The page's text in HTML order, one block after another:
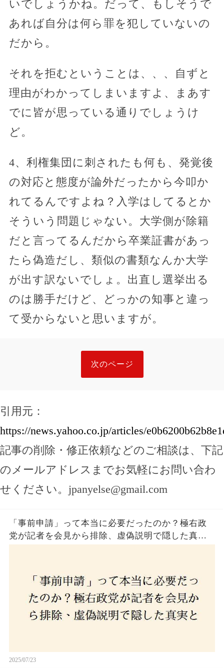
いでしょうかね。だって、もしそうで
あれば自分は何ら罪を犯していないの
だから。
それを拒むということは、、、自ずと
理由がわかってしまいますよ、まあす
でに皆が思っている通りでしょうけ
ど。
4、利権集団に刺されたも何も、発覚後
の対応と態度が論外だったから今叩か
れてるんですよね？入学はしてるとか
そういう問題じゃない。大学側が除籍
だと言ってるんだから卒業証書があっ
たら偽造だし、類似の書類なんか大学
が出す訳ないでしょ。出直し選挙出る
のは勝手だけど、どっかの知事と違っ
て受からないと思いますが。
次のページ
引用元：
https://news.yahoo.co.jp/articles/
記事の削除・修正依頼などのご相談は、下記
のメールアドレスまでお気軽にお問い合わ
せください。 jpanyelse@gmail.com
「事前申請」って本当に必要だったのか？極右政
党が記者を会見から排除、虚偽説明で隠した真実
2025/07/23